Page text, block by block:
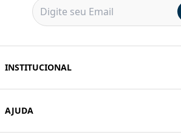
INSTITUCIONAL
AJUDA